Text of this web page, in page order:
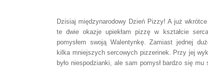
Dzisiaj międzynarodowy Dzień Pizzy! A już
te dwie okazje upiekłam pizzę w kształcie
pomysłem swoją Walentynkę. Zamiast jednej
kilka mniejszych sercowych pizzerinek. Przy jej
było niespodzianki, ale sam pomysł bardzo się mu